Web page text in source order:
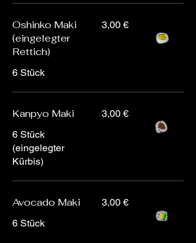
Oshinko Maki
(eingelegter
Rettich)
6 Stück
3,00 €
Kanpyo Maki
6 Stück
(eingelegter
Kürbis)
3,00 €
Avocado Maki
6 Stück
3,00 €